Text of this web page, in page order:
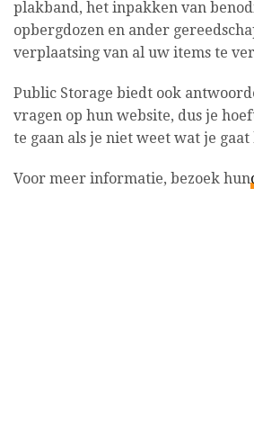
plakband, het inpakken van
opbergdozen en ander
verplaatsing van al uw items te
Public Storage biedt ook
vragen op hun website, dus je
te gaan als je niet weet wat je
Voor meer informatie, bezoek hun